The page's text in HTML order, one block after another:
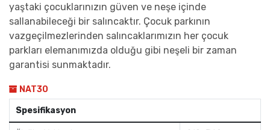
yaştaki çocuklarınızın güven ve neşe içinde
sallanabileceği bir salıncaktır. Çocuk parkının
vazgeçilmezlerinden salıncaklarımızın her çocuk
parkları elemanımızda olduğu gibi neşeli bir zaman
garantisi sunmaktadır.
NAT30
Spesifikasyon